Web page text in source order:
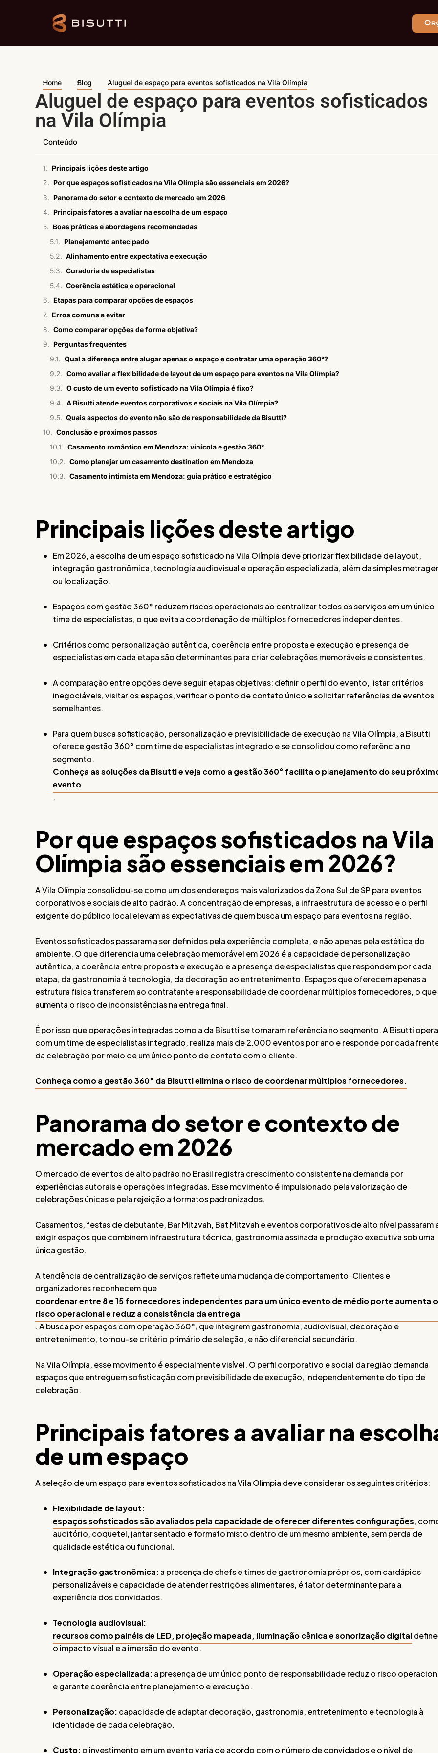
Home Blog Aluguel de espaço para eventos sofisticados na Vila Olímpia
Aluguel de espaço para eventos sofisticados
na Vila Olímpia
Conteúdo
Principais lições deste artigo
Por que espaços sofisticados na Vila Olímpia são essenciais em 2026?
Panorama do setor e contexto de mercado em 2026
Principais fatores a avaliar na escolha de um espaço
Boas práticas e abordagens recomendadas
Planejamento antecipado
Alinhamento entre expectativa e execução
Curadoria de especialistas
Coerência estética e operacional
Etapas para comparar opções de espaços
Erros comuns a evitar
Como comparar opções de forma objetiva?
Perguntas frequentes
Qual a diferença entre alugar apenas o espaço e contratar uma operação 360°?
Como avaliar a flexibilidade de layout de um espaço para eventos na Vila Olímpia?
O custo de um evento sofisticado na Vila Olímpia é fixo?
A Bisutti atende eventos corporativos e sociais na Vila Olímpia?
Quais aspectos do evento não são de responsabilidade da Bisutti?
Conclusão e próximos passos
Casamento romântico em Mendoza: vinícola e gestão 360°
Como planejar um casamento destination em Mendoza
Casamento intimista em Mendoza: guia prático e estratégico
Principais lições deste artigo
Em 2026, a escolha de um espaço sofisticado na Vila Olímpia deve priorizar flexibilidade de layout,
integração gastronômica, tecnologia audiovisual e operação especializada, além da simples
ou localização.
Espaços com gestão 360° reduzem riscos operacionais ao centralizar todos os serviços em um único
time de especialistas, o que evita a coordenação de múltiplos fornecedores independentes.
Critérios como personalização autêntica, coerência entre proposta e execução e presença de
especialistas em cada etapa são determinantes para criar celebrações memoráveis e consistentes.
A comparação entre opções deve seguir etapas objetivas: definir o perfil do evento, listar critérios
inegociáveis, visitar os espaços, verificar o ponto de contato único e solicitar referências de eventos
semelhantes.
Para quem busca sofisticação, personalização e previsibilidade de execução na Vila Olímpia, a Bisutti
oferece gestão 360° com time de especialistas integrado e se consolidou como referência no
segmento.
Conheça as soluções da Bisutti e veja como a gestão 360° facilita o planejamento do seu
evento
.
Por que espaços sofisticados na Vila
Olímpia são essenciais em 2026?
A Vila Olímpia consolidou-se como um dos endereços mais valorizados da Zona Sul de SP para eventos
corporativos e sociais de alto padrão. A concentração de empresas, a infraestrutura de acesso e o perfil
exigente do público local elevam as expectativas de quem busca um espaço para eventos na região.
Eventos sofisticados passaram a ser definidos pela experiência completa, e não apenas pela estética do
ambiente. O que diferencia uma celebração memorável em 2026 é a capacidade de personalização
autêntica, a coerência entre proposta e execução e a presença de especialistas que respondem por cada
etapa, da gastronomia à tecnologia, da decoração ao entretenimento. Espaços que oferecem apenas a
estrutura física transferem ao contratante a responsabilidade de coordenar múltiplos fornecedores, o que
aumenta o risco de inconsistências na entrega final.
É por isso que operações integradas como a da Bisutti se tornaram referência no segmento. A Bisutti opera
com um time de especialistas integrado, realiza mais de 2.000 eventos por ano e responde por cada
da celebração por meio de um único ponto de contato com o cliente.
Conheça como a gestão 360° da Bisutti elimina o risco de coordenar múltiplos fornecedores.
Panorama do setor e contexto de
mercado em 2026
O mercado de eventos de alto padrão no Brasil registra crescimento consistente na demanda por
experiências autorais e operações integradas. Esse movimento é impulsionado pela valorização de
celebrações únicas e pela rejeição a formatos padronizados.
Casamentos, festas de debutante, Bar Mitzvah, Bat Mitzvah e eventos corporativos de alto nível passaram
exigir espaços que combinem infraestrutura técnica, gastronomia assinada e produção executiva sob uma
única gestão.
A tendência de centralização de serviços reflete uma mudança de comportamento. Clientes e
organizadores reconhecem que
coordenar entre 8 e 15 fornecedores independentes para um único evento de médio porte aumenta o
risco operacional e reduz a consistência da entrega
. A busca por espaços com operação 360°, que integrem gastronomia, audiovisual, decoração e
entretenimento, tornou-se critério primário de seleção, e não diferencial secundário.
Na Vila Olímpia, esse movimento é especialmente visível. O perfil corporativo e social da região demanda
espaços que entreguem sofisticação com previsibilidade de execução, independentemente do tipo de
celebração.
Principais fatores a avaliar na
de um espaço
A seleção de um espaço para eventos sofisticados na Vila Olímpia deve considerar os seguintes critérios:
Flexibilidade de layout:
espaços sofisticados são avaliados pela capacidade de oferecer diferentes configurações,
auditório, coquetel, jantar sentado e formato misto dentro de um mesmo ambiente, sem perda de
qualidade estética ou funcional.
Integração gastronômica: a presença de chefs e times de gastronomia próprios, com cardápios
personalizáveis e capacidade de atender restrições alimentares, é fator determinante para a
experiência dos convidados.
Tecnologia audiovisual:
recursos como painéis de LED, projeção mapeada, iluminação cênica e sonorização digital
o impacto visual e a imersão do evento.
Operação especializada: a presença de um único ponto de responsabilidade reduz o risco
e garante coerência entre planejamento e execução.
Personalização: capacidade de adaptar decoração, gastronomia, entretenimento e tecnologia à
identidade de cada celebração.
Custo: o investimento em um evento varia de acordo com o número de convidados e o nível de